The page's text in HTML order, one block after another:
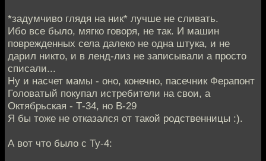
*задумчиво глядя на ник* лучше не сливать.
Ибо все было, мягко говоря, не так. И машин
поврежденных села далеко не одна штука, и не
дарил никто, и в ленд-лиз не записывали а просто
списали...
Ну и насчет мамы - оно, конечно, пасечник Ферапонт
Головатый покупал истребители на свои, а
Октябрьская - Т-34, но B-29
Я бы тоже не отказался от такой родственницы :).
А вот что было с Ту-4: